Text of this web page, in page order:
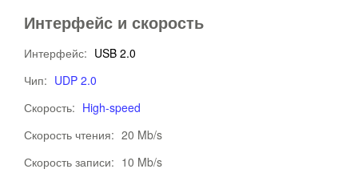
Интерфейс и скорость
Интерфейс: USB 2.0
Чип: UDP 2.0
Скорость: High-speed
Скорость чтения: 20 Mb/s
Скорость записи: 10 Mb/s